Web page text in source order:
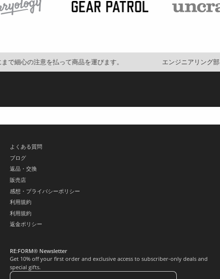
心の注意を払って商品を運びます。 エンジニアリング部
よくある質問
ブログ
返品・交換
販売店
感想・プライバシーポリシー
利用規約
利用規約
返金ポリシー
RE:FORM® Newsletter
Get 10% off your first order and exclusive access to subscriber-only deals and
special gifts.